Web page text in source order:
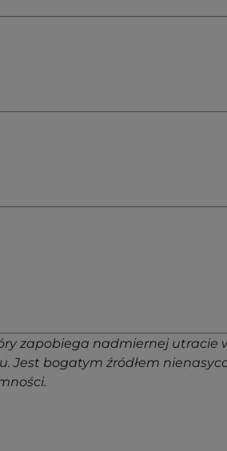
zapobiega nadmiernej
bogatym źródłem